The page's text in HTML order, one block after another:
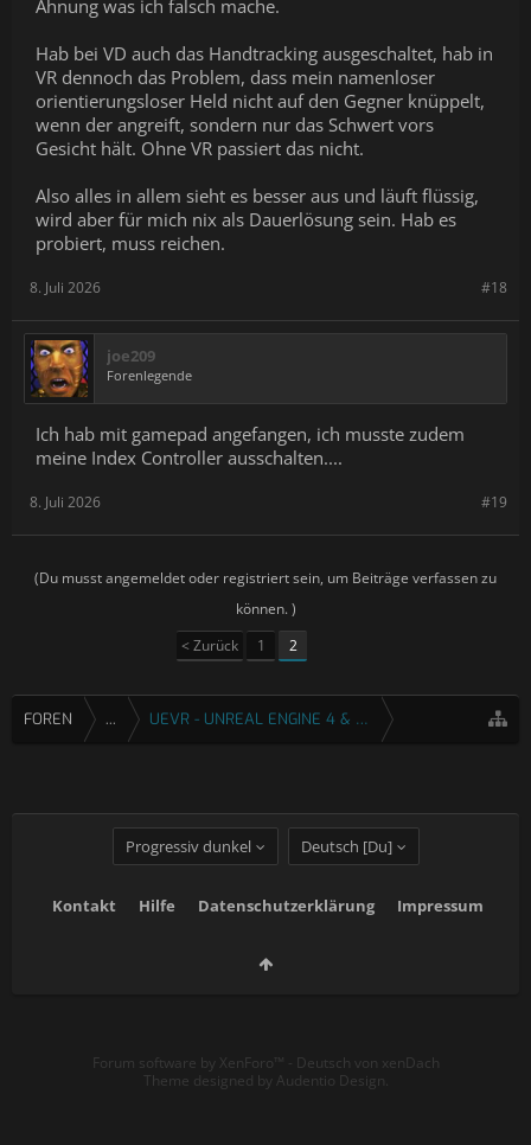
Ahnung was ich falsch mache.
Hab bei VD auch das Handtracking ausgeschaltet, hab in
VR dennoch das Problem, dass mein namenloser
orientierungsloser Held nicht auf den Gegner knüppelt,
wenn der angreift, sondern nur das Schwert vors
Gesicht hält. Ohne VR passiert das nicht.
Also alles in allem sieht es besser aus und läuft flüssig,
wird aber für mich nix als Dauerlösung sein. Hab es
probiert, muss reichen.
#18
8. Juli 2026
joe209
Forenlegende
Ich hab mit gamepad angefangen, ich musste zudem
meine Index Controller ausschalten....
#19
8. Juli 2026
(Du musst angemeldet oder registriert sein, um Beiträge verfassen zu
können. )
< Zurück
1 2
FOREN ... UEVR - UNREAL ENGINE 4 & 5 VR INJEKTOR
Progressiv dunkel Deutsch [Du]
Kontakt Hilfe Datenschutzerklärung Impressum
Forum software by XenForo™ - Deutsch von xenDach
Theme designed by Audentio Design.